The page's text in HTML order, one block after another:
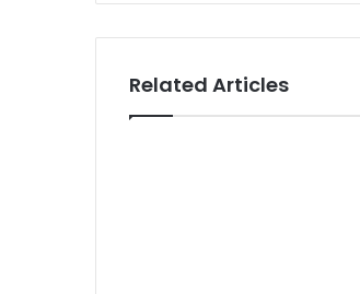
Related Articles